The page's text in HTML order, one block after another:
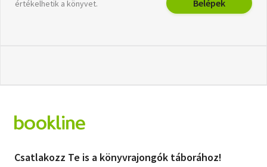
értékelhetik a könyvet.
Belépek
Csatlakozz Te is a könyvrajongók táborához!